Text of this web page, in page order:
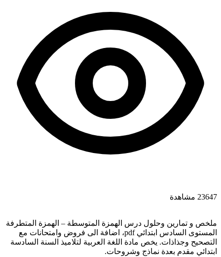
23647 مشاهدة
ملخص و تمارين وحلول درس الهمزة المتوسطة – الهمزة المتطرفة
المستوى السادس ابتدائي pdf، اضافة الى فروض وامتحانات مع
التصحيح وجذاذات. يخص مادة اللغة العربية لتلاميذ السنة السادسة
ابتدائي مقدم بعدة نماذج وشروحات.